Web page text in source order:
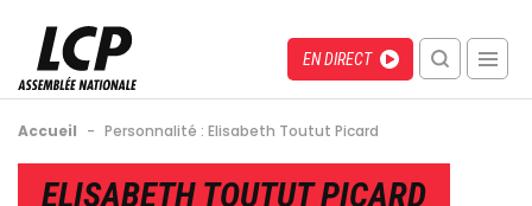
contenu
principal
Menu
recherche
mobile
Direct
EN DIRECT
Fil
d'Ariane
Accueil - Personnalité : Elisabeth Toutut Picard
BackELISABETH TOUTUT PICARD